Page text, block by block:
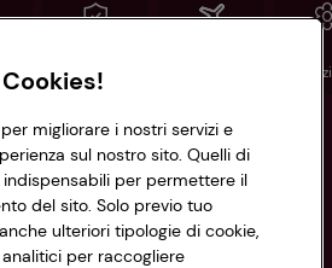
Assicurazioni
migliorare i nostri servizi e
sul nostro sito. Quelli di
per permettere il
del sito. Solo previo tuo
ulteriori tipologie di cookie,
per raccogliere